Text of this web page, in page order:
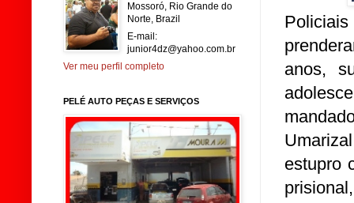
anos,
estupro
Mossoró, Rio Grande do
Norte, Brazil
E-mail:
junior4dz@yahoo.com.br
Ver meu perfil completo
PELÉ AUTO PEÇAS E SERVIÇOS